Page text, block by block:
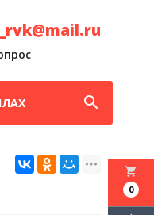
search
local_grocery_store
0